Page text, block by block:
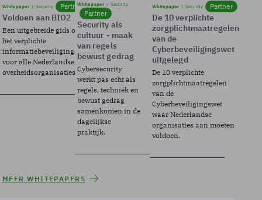
Whitepaper Security Partner
Voldoen aan BIO2
Een uitgebreide gids over BIO2,
het verplichte
informatiebeveiligingsframework
voor alle Nederlandse
overheidsorganisaties.
Whitepaper Security
Partner
Security als
cultuur - maak
van regels
bewust gedrag
Cybersecurity
werkt pas echt als
regels, techniek en
bewust gedrag
samenkomen in de
dagelijkse
praktijk.
Whitepaper Security Partner
De 10 verplichte
zorgplichtmaatregelen
van de
Cyberbeveiligingswet
uitgelegd
De 10 verplichte
zorgplichtmaatregelen
van de
Cyberbeveiligingswet
waar Nederlandse
organisaties aan moeten
voldoen.
MEER WHITEPAPERS